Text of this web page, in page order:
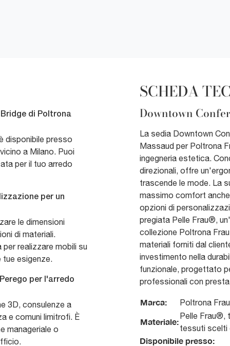
di Poltrona
disponibile presso
a Milano. Puoi
per il tuo arredo
per un
le dimensioni
di materiali.
realizzare mobili su
esigenze.
per l'arredo
3D, consulenze a
e comuni limitrofi. È
manageriale o
SCHEDA
Downtown
La sedia Downtown
Massaud per Poltrona
ingegneria estetica.
direzionali, offre
trascende le mode. La
massimo comfort
opzioni di
pregiata Pelle Frau®,
collezione Poltrona
materiali forniti dal
investimento nella
funzionale, progettato
professionali con
Marca: Poltrona Frau
Materiale:
Pelle Frau®,
tessuti scelti
Disponibile presso: